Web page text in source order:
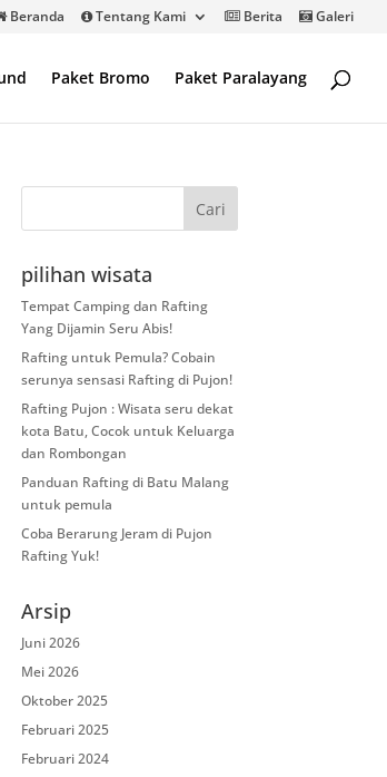
Beranda Tentang Kami Berita Galeri
Paket Bromo Paket Paralayang
pilihan wisata
Tempat Camping dan Rafting
Yang Dijamin Seru Abis!
Rafting untuk Pemula? Cobain
serunya sensasi Rafting di Pujon!
Rafting Pujon : Wisata seru dekat
kota Batu, Cocok untuk Keluarga
dan Rombongan
Panduan Rafting di Batu Malang
untuk pemula
Coba Berarung Jeram di Pujon
Rafting Yuk!
Arsip
Juni 2026
Mei 2026
Oktober 2025
Februari 2025
Februari 2024